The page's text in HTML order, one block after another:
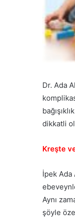
Dr. Ada
dikkatli
Kreşte
İpek Ada
Aynı
şöyle